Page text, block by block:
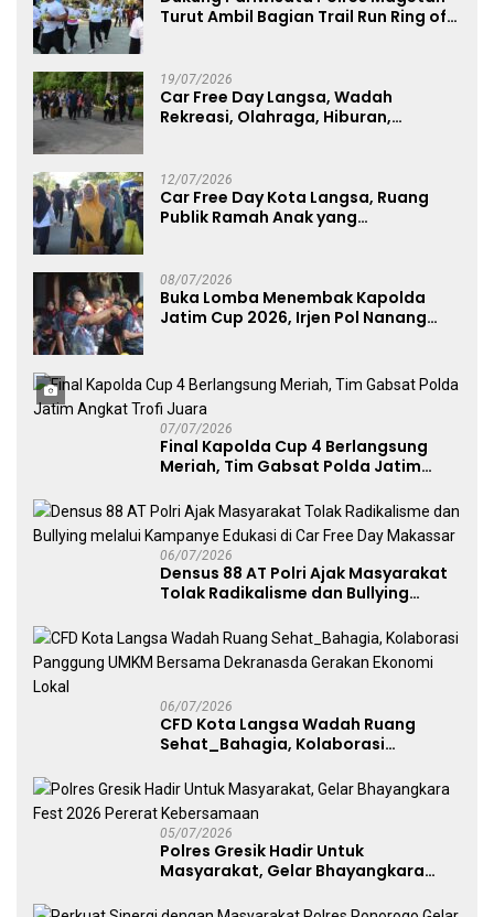
Turut Ambil Bagian Trail Run Ring of
19/07/2026
Car Free Day Langsa, Wadah
Rekreasi, Olahraga, Hiburan,
12/07/2026
Car Free Day Kota Langsa, Ruang
Publik Ramah Anak yang
08/07/2026
Buka Lomba Menembak Kapolda
Jatim Cup 2026, Irjen Pol Nanang
07/07/2026
Final Kapolda Cup 4 Berlangsung
Meriah, Tim Gabsat Polda Jatim
06/07/2026
Densus 88 AT Polri Ajak Masyarakat
Tolak Radikalisme dan Bullying
Free Day Makassar
06/07/2026
CFD Kota Langsa Wadah Ruang
Sehat_Bahagia, Kolaborasi
Dekranasda Gerakan Ekonomi Lokal
05/07/2026
Polres Gresik Hadir Untuk
Masyarakat, Gelar Bhayangkara